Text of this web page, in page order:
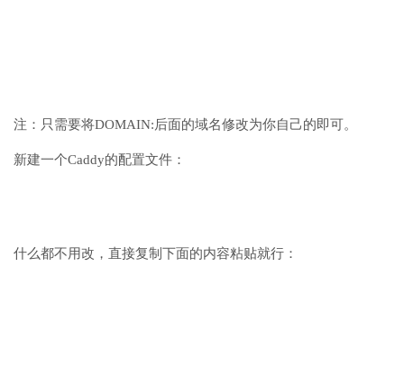
注：只需要将DOMAIN:后面的域名修改为你自己的即可。
新建一个Caddy的配置文件：
什么都不用改，直接复制下面的内容粘贴就行：